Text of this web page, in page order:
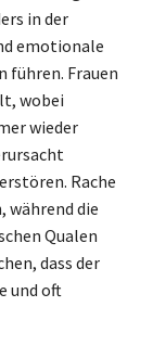
in der
emotionale
führen. Frauen
wobei
wieder
Rache
während die
Qualen
dass der
und oft